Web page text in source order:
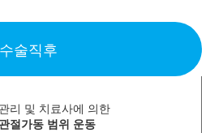
수술직후
리 및 치료사에 의한
절가동 범위 운동